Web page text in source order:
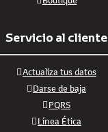
Servicio al cliente
Actualiza tus datos
Darse de baja
PQRS
Línea Ética